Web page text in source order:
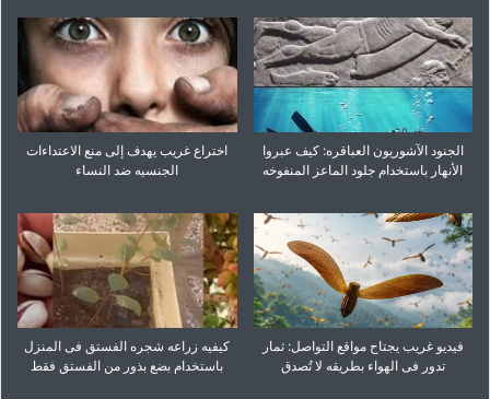
الجنود الآشوریون العباقره: کیف عبروا
الأنهار باستخدام جلود الماعز المنفوخه
اختراع غریب یهدف إلى منع الاعتداءات
الجنسیه ضد النساء
فیدیو غریب یجتاح مواقع التواصل: ثمار
تدور فی الهواء بطریقه لا تُصدق
کیفیه زراعه شجره الفستق فی المنزل
باستخدام بضع بذور من الفستق فقط